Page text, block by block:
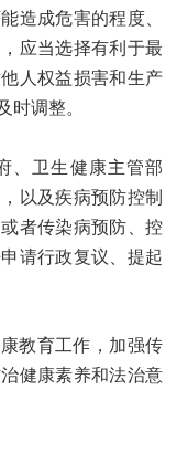
造成危害的程度、
应当选择有利于最
人权益损害和生产
时调整。
、卫生健康主管部
以及疾病预防控制
者传染病预防、控
请行政复议、提起
教育工作，加强传
健康素养和法治意